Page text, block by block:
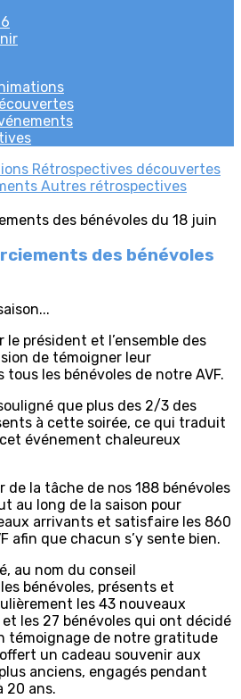
Rétrospectives découvertes
Autres rétrospectives
des bénévoles
président et l’ensemble des
de témoigner leur
les bénévoles de notre AVF.
que plus des 2/3 des
à cette soirée, ce qui traduit
événement chaleureux
de la tâche de nos 188 bénévoles
au long de la saison pour
arrivants et satisfaire les 860
afin que chacun s’y sente bien.
au nom du conseil
bénévoles, présents et
les 43 nouveaux
et les 27 bénévoles qui ont décidé
témoignage de notre gratitude
un cadeau souvenir aux
anciens, engagés pendant
20 ans.